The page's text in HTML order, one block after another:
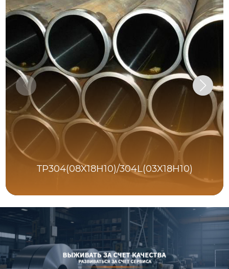
TP304(08X18H10)/304L(03X18H10)